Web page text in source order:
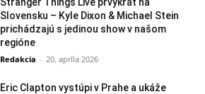
Slovensku – Kyle Dixon & Michael Stein
prichádzajú s jedinou show v našom
regióne
Redakcia - 20. apríla 2026
Eric Clapton vystúpi v Prahe a ukáže